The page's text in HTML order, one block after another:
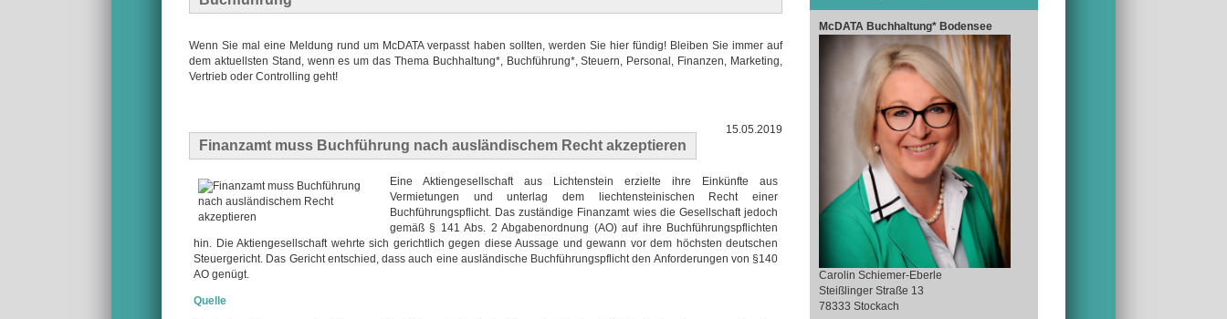
Wenn Sie mal eine Meldung rund um McDATA verpasst haben sollten, werden Sie hier fündig! Bleiben Sie immer auf
dem aktuellsten Stand, wenn es um das Thema Buchhaltung*, Buchführung*, Steuern, Personal, Finanzen, Marketing,
Vertrieb oder Controlling geht!
Finanzamt muss Buchführung nach ausländischem Recht akzeptieren
15.05.2019
Eine Aktiengesellschaft aus Lichtenstein erzielte ihre Einkünfte aus
Vermietungen und unterlag dem liechtensteinischen Recht einer
Buchführungspflicht. Das zuständige Finanzamt wies die Gesellschaft jedoch
gemäß § 141 Abs. 2 Abgabenordnung (AO) auf ihre Buchführungspflichten
hin. Die Aktiengesellschaft wehrte sich gerichtlich gegen diese Aussage und gewann vor dem höchsten deutschen
Steuergericht. Das Gericht entschied, dass auch eine ausländische Buchführungspflicht den Anforderungen von §140
AO genügt.
Quelle
McDATA Buchhaltung* Bodensee
Carolin Schiemer-Eberle
Steißlinger Straße 13
78333 Stockach